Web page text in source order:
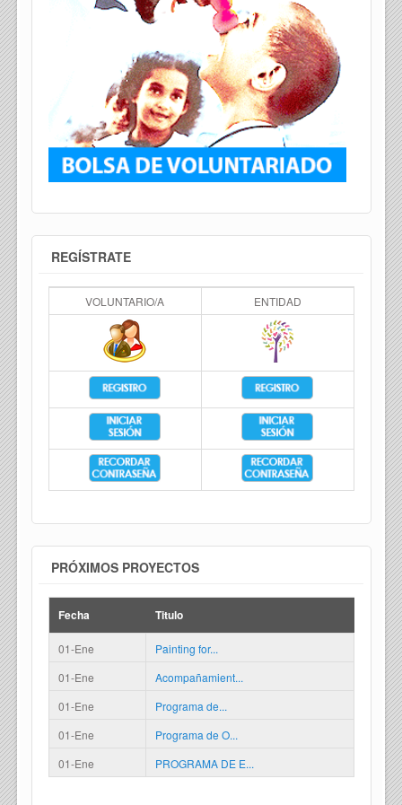
REGÍSTRATE
VOLUNTARIO/A ENTIDAD
PRÓXIMOS PROYECTOS
Fecha Titulo
01-Ene
Painting for...
01-Ene
Acompañamient...
01-Ene
Programa de...
01-Ene
Programa de O...
01-Ene
PROGRAMA DE E...